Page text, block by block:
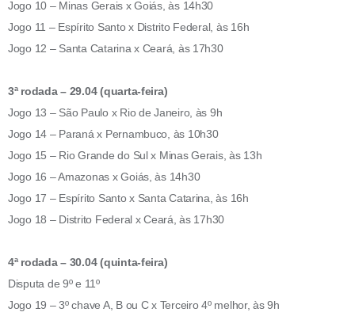
Jogo 10 – Minas Gerais x Goiás, às 14h30
Jogo 11 – Espírito Santo x Distrito Federal, às 16h
Jogo 12 – Santa Catarina x Ceará, às 17h30
3ª rodada – 29.04 (quarta-feira)
Jogo 13 – São Paulo x Rio de Janeiro, às 9h
Jogo 14 – Paraná x Pernambuco, às 10h30
Jogo 15 – Rio Grande do Sul x Minas Gerais, às 13h
Jogo 16 – Amazonas x Goiás, às 14h30
Jogo 17 – Espírito Santo x Santa Catarina, às 16h
Jogo 18 – Distrito Federal x Ceará, às 17h30
4ª rodada – 30.04 (quinta-feira)
Disputa de 9º e 11º
Jogo 19 – 3º chave A, B ou C x Terceiro 4º melhor, às 9h